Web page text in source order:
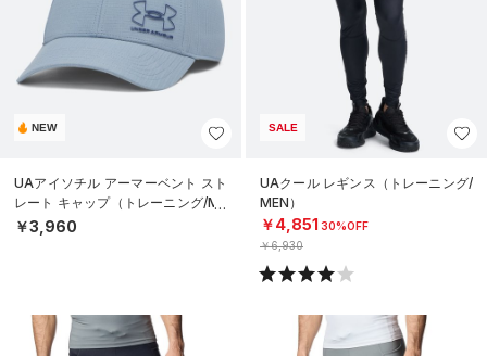
NEW
UAアイソチル アーマーベント スト
レート キャップ（トレーニング/ME
N）
￥3,960
SALE
UAクール レギンス（トレーニング/
MEN）
￥4,851 30%OFF
￥6,930